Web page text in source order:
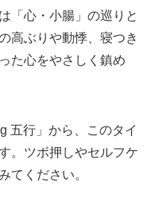
「心・小腸」の巡りと
高ぶりや動悸、寝つき
た心をやさしく鎮め
五行」から、このタイ
。ツボ押しやセルフケ
てください。